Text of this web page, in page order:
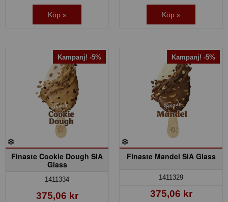
Köp » Köp »
Kampanj! -5%
Finaste Cookie Dough SIA
Glass
1411334
375,06 kr
Kampanj! -5%
Finaste Mandel SIA Glass
1411329
375,06 kr